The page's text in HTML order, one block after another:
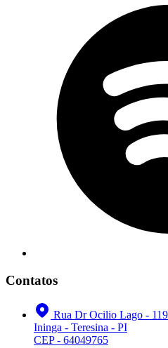
Contatos
Rua Dr Ocilio Lago -
Ininga - Teresina - PI
CEP - 64049765